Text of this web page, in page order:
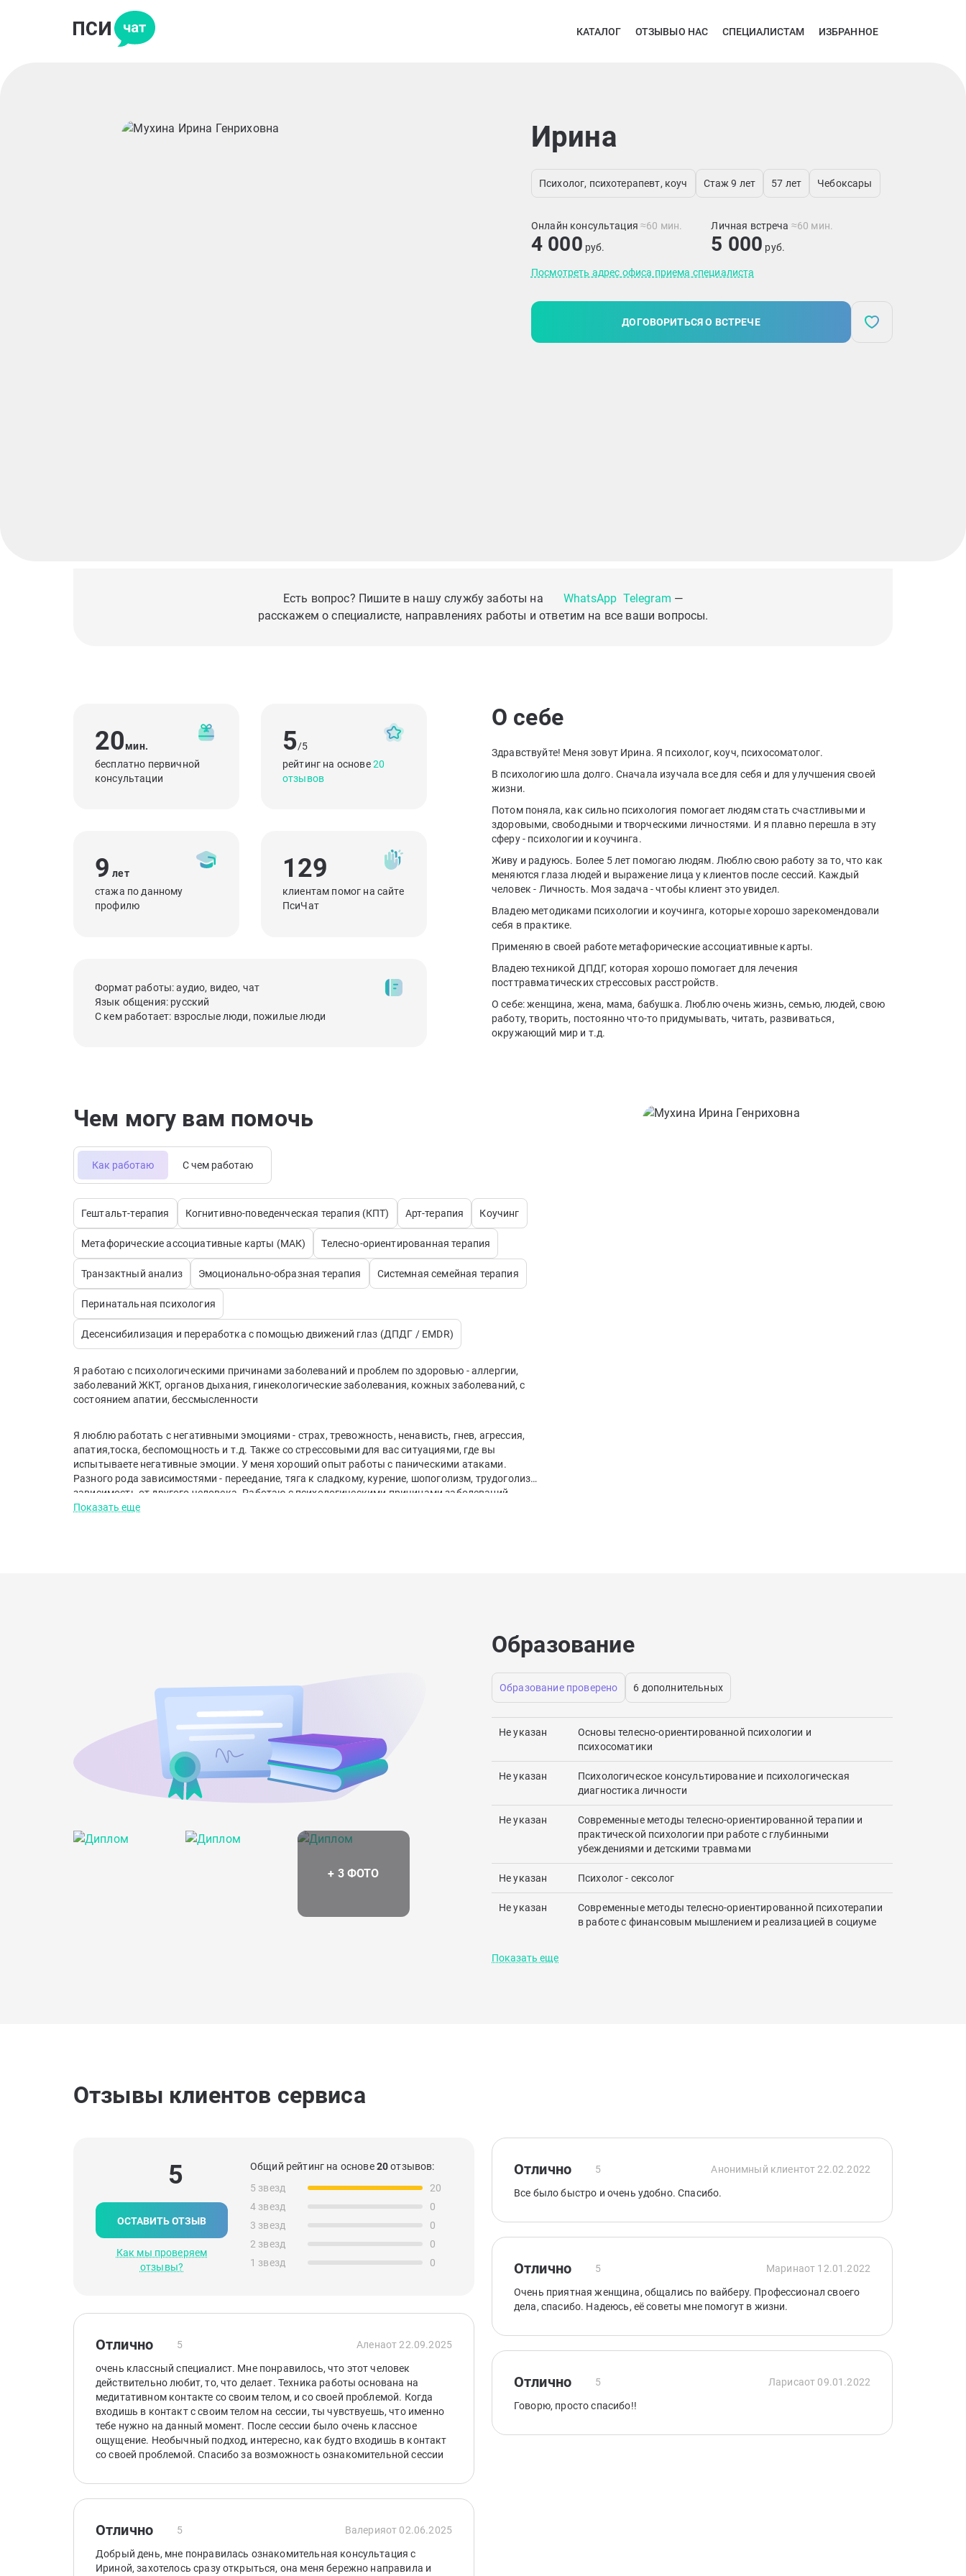
КАТАЛОГ ОТЗЫВЫО НАС СПЕЦИАЛИСТАМ ИЗБРАННОЕ
Ирина
Психолог, психотерапевт, коуч Стаж 9 лет 57 лет Чебоксары
Онлайн консультация≈60 мин.
4 000 руб.
Личная встреча ≈60 мин.
5 000 руб.
Посмотреть адрес офиса приема специалиста
ДОГОВОРИТЬСЯ О ВСТРЕЧЕ
Есть вопрос? Пишите в нашу службу заботы на WhatsApp Telegram —
расскажем о специалисте, направлениях работы и ответим на все ваши вопросы.
20мин.
бесплатно первичной
консультации
5/5
рейтинг на основе20
отзывов
9 лет
стажа по данному
профилю
129
клиентам помог на сайте
ПсиЧат
Формат работы: аудио, видео, чат
Язык общения: русский
С кем работает: взрослые люди, пожилые люди
О себе
Здравствуйте! Меня зовут Ирина. Я психолог, коуч, психосоматолог.
В психологию шла долго. Сначала изучала все для себя и для улучшения своей
жизни.
Потом поняла, как сильно психология помогает людям стать счастливыми и
здоровыми, свободными и творческими личностями. И я плавно перешла в эту
сферу - психологии и коучинга.
Живу и радуюсь. Более 5 лет помогаю людям. Люблю свою работу за то, что как
меняются глаза людей и выражение лица у клиентов после сессий. Каждый
человек - Личность. Моя задача - чтобы клиент это увидел.
Владею методиками психологии и коучинга, которые хорошо зарекомендовали
себя в практике.
Применяю в своей работе метафорические ассоциативные карты.
Владею техникой ДПДГ, которая хорошо помогает для лечения
посттравматических стрессовых расстройств.
О себе: женщина, жена, мама, бабушка. Люблю очень жизнь, семью, людей, свою
работу, творить, постоянно что-то придумывать, читать, развиваться,
окружающий мир и т.д.
Чем могу вам помочь
Как работаю С чем работаю
Гештальт-терапия Когнитивно-поведенческая терапия (КПТ) Арт-терапия Коучинг
Метафорические ассоциативные карты (МАК) Телесно-ориентированная терапия
Транзактный анализ Эмоционально-образная терапия Системная семейная терапия
Перинатальная психология
Десенсибилизация и переработка с помощью движений глаз (ДПДГ / EMDR)
Я работаю с психологическими причинами заболеваний и проблем по здоровью - аллергии,
заболеваний ЖКТ, органов дыхания, гинекологические заболевания, кожных заболеваний, с
состоянием апатии, бессмысленности
Я люблю работать с негативными эмоциями - страх, тревожность, ненависть, гнев, агрессия,
апатия,тоска, беспомощность и т.д. Также со стрессовыми для вас ситуациями, где вы
испытываете негативные эмоции. У меня хороший опыт работы с паническими атаками.
Разного рода зависимостями - переедание, тяга к сладкому, курение, шопоголизм, трудоголизм,
зависимость от другого человека. Работаю с психологическими причинами заболеваний -
аллергия, кожные заболевания, заболевания органов дыхания, ЖКТ, СРК,по гинекологии
Показать еще
Образование
Образование проверено 6 дополнительных
Не указан
Основы телесно-ориентированной психологии и
психосоматики
Не указан
Психологическое консультирование и психологическая
диагностика личности
Не указан
Современные методы телесно-ориентированной терапии и
практической психологии при работе с глубинными
убеждениями и детскими травмами
Не указан Психолог - сексолог
Не указан
Современные методы телесно-ориентированной психотерапии
в работе с финансовым мышлением и реализацией в социуме
Показать еще
Отзывы клиентов сервиса
5
ОСТАВИТЬ ОТЗЫВ
Как мы проверяем
отзывы?
Общий рейтинг на основе20отзывов:
5 звезд
20
4 звезд
0
3 звезд
0
2 звезд
0
1 звезд
0
Отлично 5 Аленаот 22.09.2025
очень классный специалист. Мне понравилось, что этот человек
действительно любит, то, что делает. Техника работы основана на
медитативном контакте со своим телом, и со своей проблемой. Когда
входишь в контакт с своим телом на сессии, ты чувствуешь, что именно
тебе нужно на данный момент. После сессии было очень классное
ощущение. Необычный подход, интересно, как будто входишь в контакт
со своей проблемой. Спасибо за возможность ознакомительной сессии
Отлично 5 Валерияот 02.06.2025
Добрый день, мне понравилась ознакомительная консультация с
Ириной, захотелось сразу открыться, она меня бережно направила и
Отлично 5 Анонимный клиентот 22.02.2022
Все было быстро и очень удобно. Спасибо.
Отлично 5 Маринаот 12.01.2022
Очень приятная женщина, общались по вайберу. Профессионал своего
дела, спасибо. Надеюсь, её советы мне помогут в жизни.
Отлично 5 Ларисаот 09.01.2022
Говорю, просто спасибо!!